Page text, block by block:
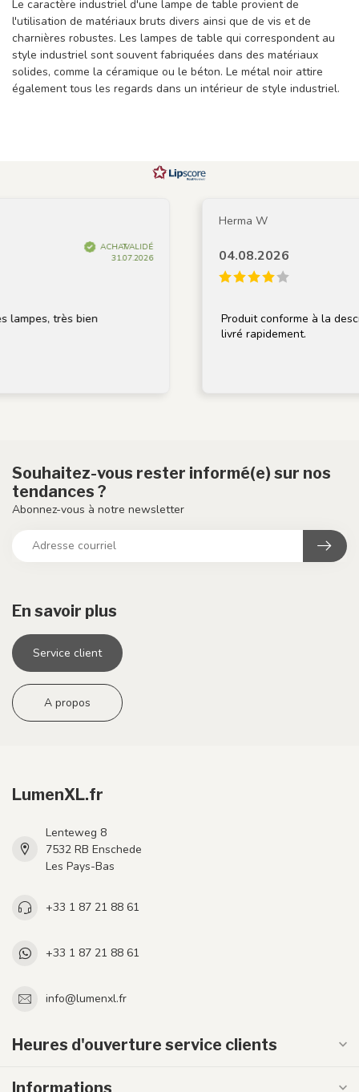
Le caractère industriel d'une lampe de table provient de
l'utilisation de matériaux bruts divers ainsi que de vis et de
charnières robustes. Les lampes de table qui correspondent au
style industriel sont souvent fabriquées dans des matériaux
solides, comme la céramique ou le béton. Le métal noir attire
également tous les regards dans un intérieur de style industriel.
ACHAT VALIDÉ
très bien
Herma W
04.08.2026
Produit conforme à la description,
livré rapidement.
En savoir plus
Service client
A propos
Souhaitez-vous rester informé(e) sur nos
tendances ?
Abonnez-vous à notre newsletter
LumenXL.fr
Lenteweg 8
7532 RB Enschede
Les Pays-Bas
+33 1 87 21 88 61
+33 1 87 21 88 61
info@lumenxl.fr
Heures d'ouverture service clients
Informations